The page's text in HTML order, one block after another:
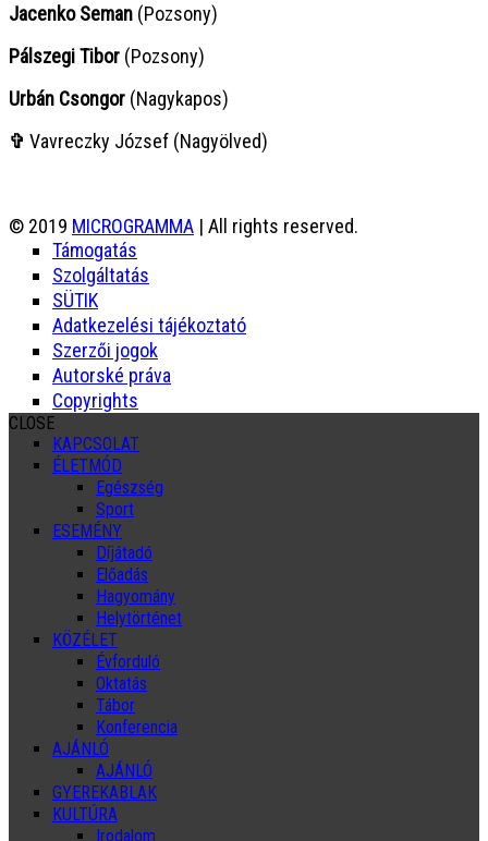
Jacenko Seman (Pozsony)
Pálszegi Tibor (Pozsony)
Urbán Csongor (Nagykapos)
✞ Vavreczky József (Nagyölved)
© 2019 MICROGRAMMA | All rights reserved.
Támogatás
Szolgáltatás
SÜTIK
Adatkezelési tájékoztató
Szerzői jogok
Autorské práva
Copyrights
CLOSE
KAPCSOLAT
ÉLETMÓD
Egészség
Sport
ESEMÉNY
Díjátadó
Előadás
Hagyomány
Helytörténet
KÖZÉLET
Évforduló
Oktatás
Tábor
Konferencia
AJÁNLÓ
AJÁNLÓ
GYEREKABLAK
KULTÚRA
Irodalom